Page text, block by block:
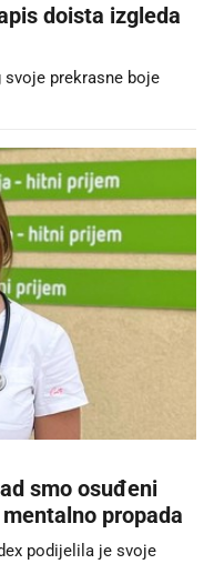
doista izgleda
svoje prekrasne boje
smo osuđeni
propada
podijelila je svoje